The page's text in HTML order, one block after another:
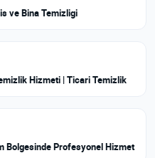
ve Bina Temizligi
Hizmeti | Ticari Temizlik
Bolgesinde Profesyonel Hizmet